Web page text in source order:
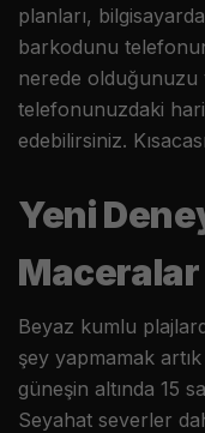
planları,
barkodunu
nerede olduğunuzu
telefonunuzdaki
edebilirsiniz.
Yeni
Maceralar
Beyaz kumlu
şey yapmamak
güneşin altında 15
Seyahat severler